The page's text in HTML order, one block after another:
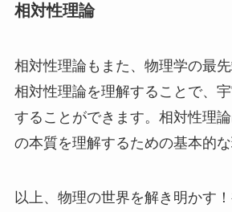
相対性理論
相対性理論もまた、物理学の最先
相対性理論を理解することで、
することができます。相対性理
の本質を理解するための基本的な
以上、物理の世界を解き明かす